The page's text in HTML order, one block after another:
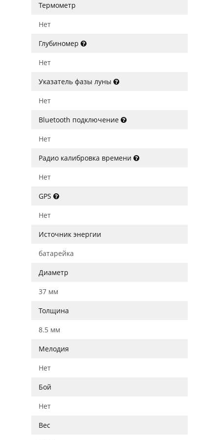
Термометр
Нет
Глубиномер
Нет
Указатель фазы луны
Нет
Bluetooth подключение
Нет
Радио калибровка времени
Нет
GPS
Нет
Источник энергии
батарейка
Диаметр
37 мм
Толщина
8.5 мм
Мелодия
Нет
Бой
Нет
Вес